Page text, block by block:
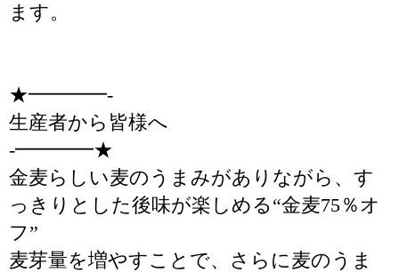
ます。
★━━━━-
生産者から皆様へ
-━━━━★
金麦らしい麦のうまみがありながら、す
っきりとした後味が楽しめる“金麦75％オ
フ”
麦芽量を増やすことで、さらに麦のうま